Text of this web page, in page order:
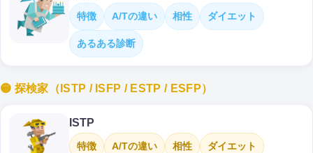
特徴 A/Tの違い 相性 ダイエット
あるある診断
🟡 探検家（ISTP / ISFP / ESTP / ESFP）
ISTP
特徴 A/Tの違い 相性 ダイエット